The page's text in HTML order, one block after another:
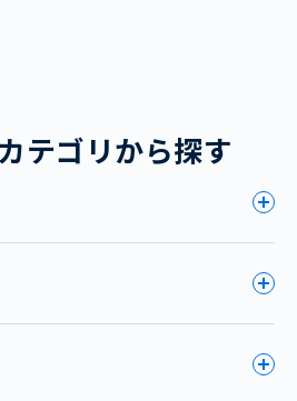
テゴリから探す